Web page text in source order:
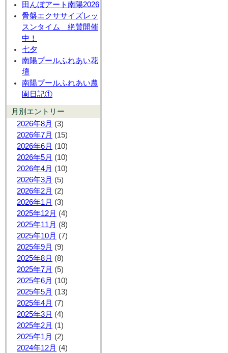
田んぼアート南陽2026
骨盤エクササイズレッ
スンタイム 絶賛開催
中！
七夕
南陽プールふれあい花
壇
南陽プールふれあい農
園日記①
月別エントリー
2026年8月 (3)
2026年7月 (15)
2026年6月 (10)
2026年5月 (10)
2026年4月 (10)
2026年3月 (5)
2026年2月 (2)
2026年1月 (3)
2025年12月 (4)
2025年11月 (8)
2025年10月 (7)
2025年9月 (9)
2025年8月 (8)
2025年7月 (5)
2025年6月 (10)
2025年5月 (13)
2025年4月 (7)
2025年3月 (4)
2025年2月 (1)
2025年1月 (2)
2024年12月 (4)